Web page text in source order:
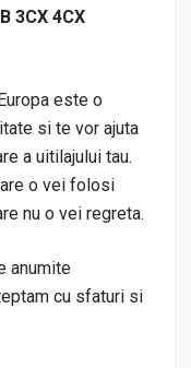
3CX 4CX
este o
si te vor ajuta
a uitilajului tau.
o vei folosi
nu o vei regreta.
anumite
cu sfaturi si